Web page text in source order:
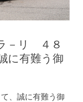
－リ ４８
に有難う御
、誠に有難う御